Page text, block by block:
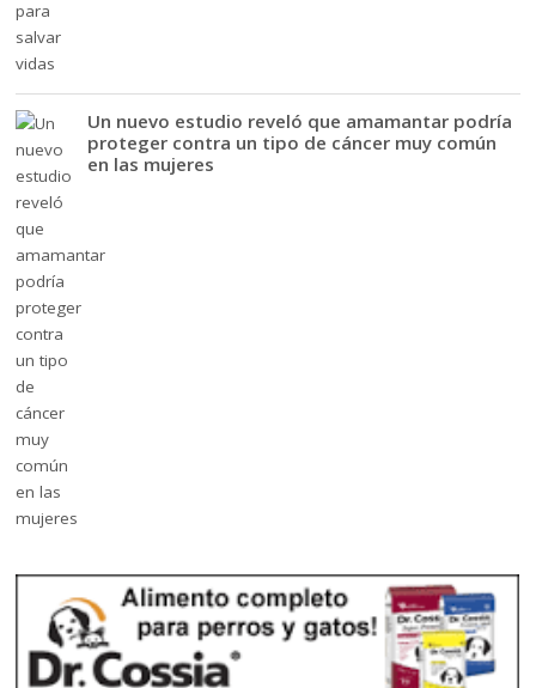
Un nuevo estudio reveló que amamantar podría
proteger contra un tipo de cáncer muy común
en las mujeres